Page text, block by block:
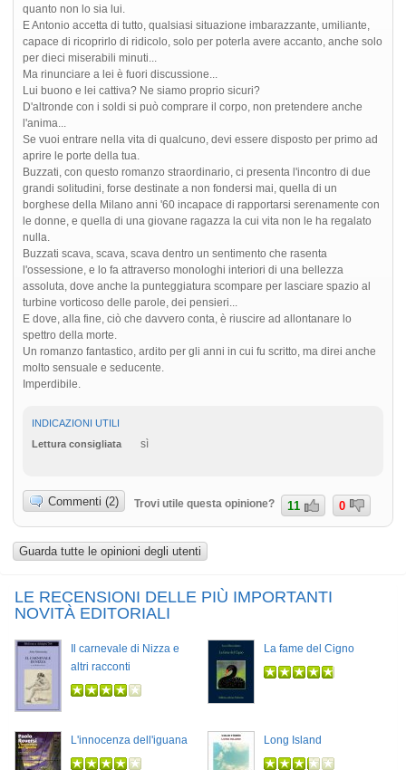
quanto non lo sia lui.
E Antonio accetta di tutto, qualsiasi situazione imbarazzante, umiliante,
capace di ricoprirlo di ridicolo, solo per poterla avere accanto, anche solo
per dieci miserabili minuti...
Ma rinunciare a lei è fuori discussione...
Lui buono e lei cattiva? Ne siamo proprio sicuri?
D'altronde con i soldi si può comprare il corpo, non pretendere anche
l'anima...
Se vuoi entrare nella vita di qualcuno, devi essere disposto per primo ad
aprire le porte della tua.
Buzzati, con questo romanzo straordinario, ci presenta l'incontro di due
grandi solitudini, forse destinate a non fondersi mai, quella di un
borghese della Milano anni '60 incapace di rapportarsi serenamente con
le donne, e quella di una giovane ragazza la cui vita non le ha regalato
nulla.
Buzzati scava, scava, scava dentro un sentimento che rasenta
l'ossessione, e lo fa attraverso monologhi interiori di una bellezza
assoluta, dove anche la punteggiatura scompare per lasciare spazio al
turbine vorticoso delle parole, dei pensieri...
E dove, alla fine, ciò che davvero conta, è riuscire ad allontanare lo
spettro della morte.
Un romanzo fantastico, ardito per gli anni in cui fu scritto, ma direi anche
molto sensuale e seducente.
Imperdibile.
INDICAZIONI UTILI
Lettura consigliata
sì
Commenti (2) Trovi utile questa opinione? 11 0
Guarda tutte le opinioni degli utenti
LE RECENSIONI DELLE PIÙ IMPORTANTI
NOVITÀ EDITORIALI
Il carnevale di Nizza e
altri racconti
La fame del Cigno
L'innocenza dell'iguana Long Island